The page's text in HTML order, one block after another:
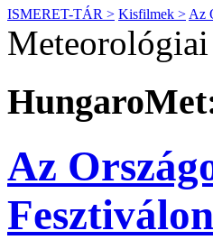
ISMERET-TÁR > Kisfilmek > Az
Az
Fesztiválon